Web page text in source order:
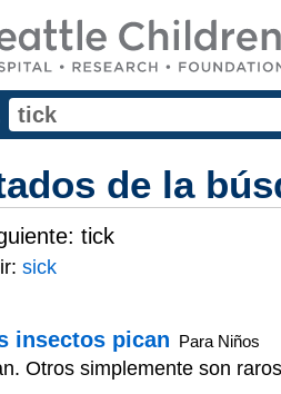
de la
tick
sick
insectos pican Para Niños
Otros simplemente son